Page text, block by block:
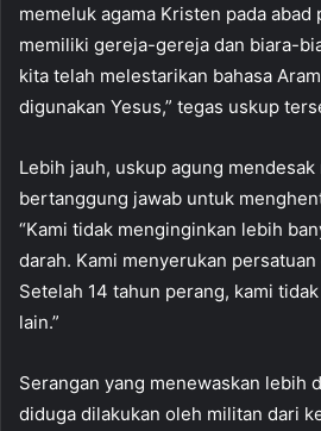
memeluk agama Kristen pada abad
memiliki gereja-gereja dan biara-
kita telah melestarikan bahasa
digunakan Yesus,” tegas uskup
Lebih jauh, uskup agung mendesak
bertanggung jawab untuk
“Kami tidak menginginkan lebih
darah. Kami menyerukan
Setelah 14 tahun perang, kami
lain.”
Serangan yang menewaskan lebih
diduga dilakukan oleh militan dari